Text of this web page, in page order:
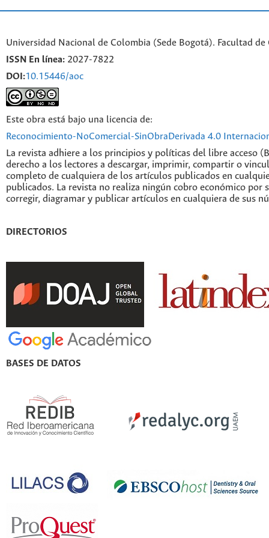
Universidad Nacional de Colombia (Sede Bogotá). Facultad
ISSN En línea: 2027-7822
DOI:10.15446/aoc
Este obra está bajo una licencia de:
Reconocimiento-NoComercial-SinObraDerivada 4.0
La revista adhiere a los principios y políticas del libre acceso
derecho a los lectores a descargar, imprimir, compartir o
completo de cualquiera de los artículos publicados en
publicados. La revista no realiza ningún cobro económico por
corregir, diagramar y publicar artículos en cualquiera de sus
DIRECTORIOS
BASES DE DATOS